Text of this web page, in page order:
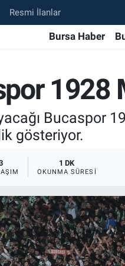
Resmi İlanlar
Bursa Haber
1928
Bucaspor
gösteriyor.
1 DK
OKUNMA SÜRESI